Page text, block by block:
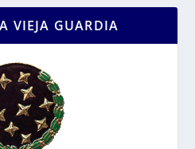
VIEJA GUARDIA